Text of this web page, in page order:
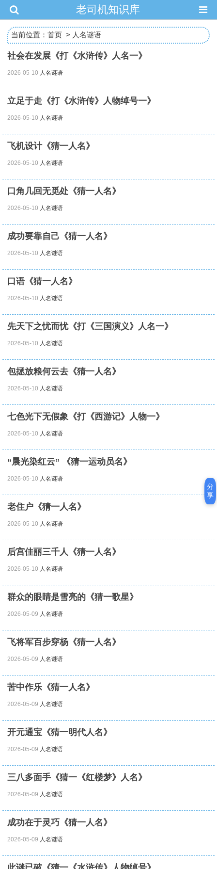
老司机知识库
当前位置： 首页 > 人名谜语
社会在发展《打《水浒传》人名一》
2026-05-10 人名谜语
立足于走《打《水浒传》人物绰号一》
2026-05-10 人名谜语
飞机设计《猜一人名》
2026-05-10 人名谜语
口角几回无觅处《猜一人名》
2026-05-10 人名谜语
成功要靠自己《猜一人名》
2026-05-10 人名谜语
口语《猜一人名》
2026-05-10 人名谜语
先天下之忧而忧《打《三国演义》人名一》
2026-05-10 人名谜语
包拯放粮何云去《猜一人名》
2026-05-10 人名谜语
七色光下无假象《打《西游记》人物一》
2026-05-10 人名谜语
“晨光染红云” 《猜一运动员名》
2026-05-10 人名谜语
老住户《猜一人名》
2026-05-10 人名谜语
后宫佳丽三千人《猜一人名》
2026-05-10 人名谜语
群众的眼睛是雪亮的《猜一歌星》
2026-05-09 人名谜语
飞将军百步穿杨《猜一人名》
2026-05-09 人名谜语
苦中作乐《猜一人名》
2026-05-09 人名谜语
开元通宝《猜一明代人名》
2026-05-09 人名谜语
三八多面手《猜一《红楼梦》人名》
2026-05-09 人名谜语
成功在于灵巧《猜一人名》
2026-05-09 人名谜语
分
享